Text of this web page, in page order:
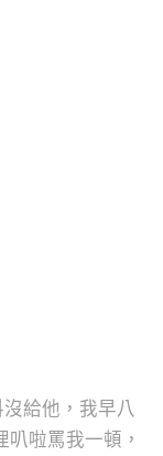
給他，我早八
啦罵我一頓，